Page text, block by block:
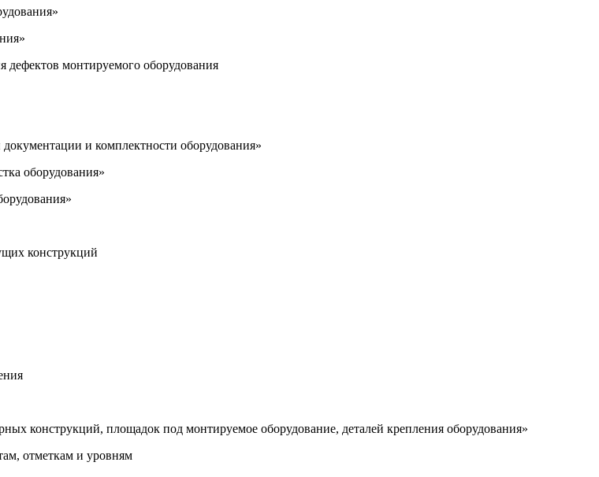
дефектов монтируемого оборудования
и комплектности оборудования»
оборудования»
конструкций
конструкций, площадок под монтируемое оборудование, деталей крепления оборудования»
отметкам и уровням